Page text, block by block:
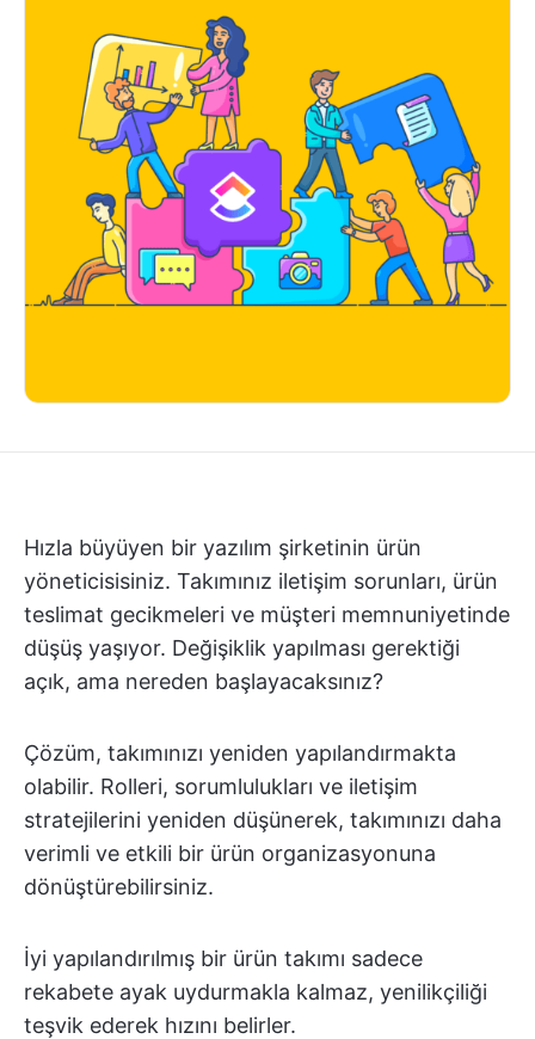
Hızla büyüyen bir yazılım şirketinin ürün
yöneticisisiniz. Takımınız iletişim sorunları, ürün
teslimat gecikmeleri ve müşteri memnuniyetinde
düşüş yaşıyor. Değişiklik yapılması gerektiği
açık, ama nereden başlayacaksınız?
Çözüm, takımınızı yeniden yapılandırmakta
olabilir. Rolleri, sorumlulukları ve iletişim
stratejilerini yeniden düşünerek, takımınızı daha
verimli ve etkili bir ürün organizasyonuna
dönüştürebilirsiniz.
İyi yapılandırılmış bir ürün takımı sadece
rekabete ayak uydurmakla kalmaz, yenilikçiliği
teşvik ederek hızını belirler.